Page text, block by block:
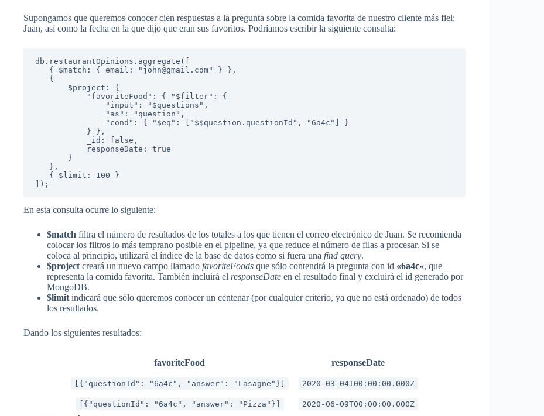
Supongamos que queremos conocer cien respuestas a la pregunta sobre la comida favorita de nuestro cliente más fiel;
Juan, así como la fecha en la que dijo que eran sus favoritos. Podríamos escribir la siguiente consulta:
db.restaurantOpinions.aggregate([
]);
En esta consulta ocurre lo siguiente:
$match filtra el número de resultados de los totales a los que tienen el correo electrónico de Juan. Se recomienda
colocar los filtros lo más temprano posible en el pipeline, ya que reduce el número de filas a procesar. Si se
coloca al principio, utilizará el índice de la base de datos como si fuera una find query.
$project creará un nuevo campo llamado favoriteFoods que sólo contendrá la pregunta con id «6a4c», que
representa la comida favorita. También incluirá el responseDate en el resultado final y excluirá el id generado por
MongoDB.
$limit indicará que sólo queremos conocer un centenar (por cualquier criterio, ya que no está ordenado) de todos
los resultados.
Dando los siguientes resultados:
favoriteFood responseDate
[{"questionId": "6a4c", "answer": "Lasagne"}] 2020-03-04T00:00:00.000Z
[{"questionId": "6a4c", "answer": "Pizza"}] 2020-06-09T00:00:00.000Z